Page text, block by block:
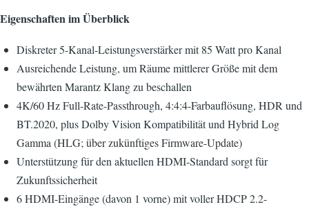
Eigenschaften im Überblick
Diskreter 5-Kanal-Leistungsverstärker mit 85 Watt pro Kanal
Ausreichende Leistung, um Räume mittlerer Größe mit dem
bewährten Marantz Klang zu beschallen
4K/60 Hz Full-Rate-Passthrough, 4:4:4-Farbauflösung, HDR und
BT.2020, plus Dolby Vision Kompatibilität und Hybrid Log
Gamma (HLG; über zukünftiges Firmware-Update)
Unterstützung für den aktuellen HDMI-Standard sorgt für
Zukunftssicherheit
6 HDMI-Eingänge (davon 1 vorne) mit voller HDCP 2.2-